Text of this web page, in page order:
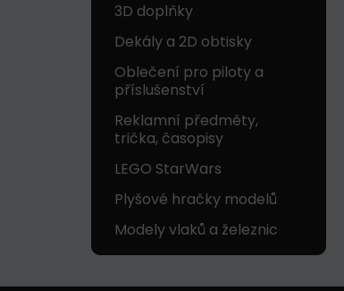
3D doplňky
Dekály a 2D obtisky
Oblečení pro piloty a
příslušenství
Reklamní předměty,
trička, časopisy
LEGO StarWars
Plyšové hračky modelů
Modely vlaků a železnic